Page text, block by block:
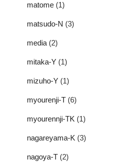
matome (1)
matsudo-N (3)
media (2)
mitaka-Y (1)
mizuho-Y (1)
myourenji-T (6)
myourennji-TK (1)
nagareyama-K (3)
nagoya-T (2)